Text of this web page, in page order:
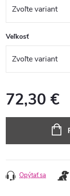
Veľkosť
72,30 €
Opýtať sa